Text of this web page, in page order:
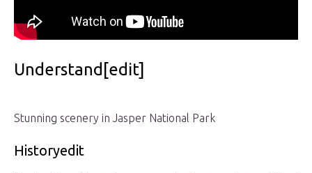
Understand[edit]
Stunning scenery in Jasper National Park
Historyedit